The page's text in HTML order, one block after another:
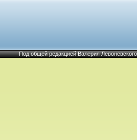
Под общей редакцией Валерия Левоневского